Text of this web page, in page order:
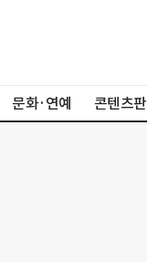
문화·연예 콘텐츠판